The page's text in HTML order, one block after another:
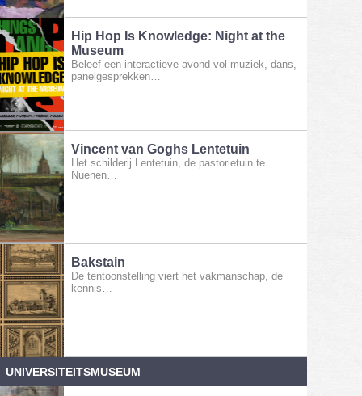
Hip Hop Is Knowledge: Night at the
Museum
Beleef een interactieve avond vol muziek, dans,
panelgesprekken…
Vincent van Goghs Lentetuin
Het schilderij Lentetuin, de pastorietuin te
Nuenen…
Bakstain
De tentoonstelling viert het vakmanschap, de
kennis…
UNIVERSITEITSMUSEUM